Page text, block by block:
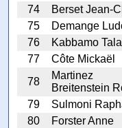
74
Berset Jean-
75
Demange
76
Kabbamo Tala
77
Côte Mickaël
78
Martinez
Breitenstein
79
Sulmoni
80
Forster Anne